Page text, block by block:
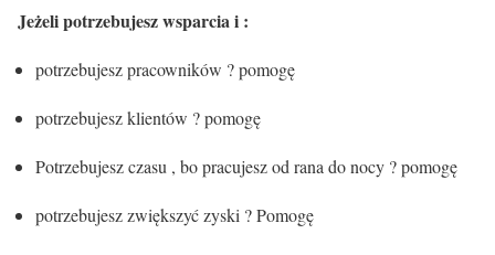
Jeżeli potrzebujesz wsparcia i :
potrzebujesz pracowników ? pomogę
potrzebujesz klientów ? pomogę
Potrzebujesz czasu , bo pracujesz od rana do nocy ? pomogę
potrzebujesz zwiększyć zyski ? Pomogę